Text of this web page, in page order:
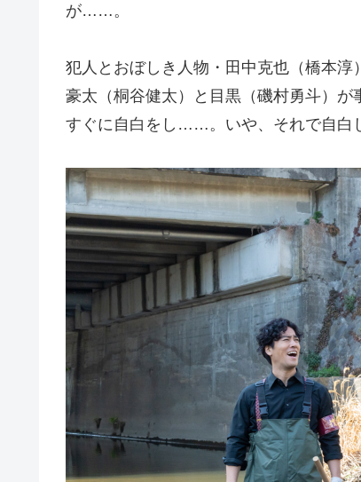
が……。
犯人とおぼしき人物・田中克也（橋本淳
豪太（桐谷健太）と目黒（磯村勇斗）
すぐに自白をし……。いや、それで自白